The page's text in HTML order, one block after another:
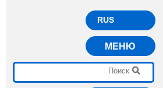
RUS
МЕНЮ